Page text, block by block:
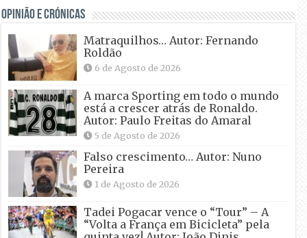
OPINIÃO E CRÓNICAS
Matraquilhos… Autor: Fernando
Roldão
6 de Agosto de 2026
A marca Sporting em todo o mundo
está a crescer atrás de Ronaldo.
Autor: Paulo Freitas do Amaral
5 de Agosto de 2026
Falso crescimento… Autor: Nuno
Pereira
1 de Agosto de 2026
Tadei Pogacar vence o “Tour” – A
“Volta a França em Bicicleta” pela